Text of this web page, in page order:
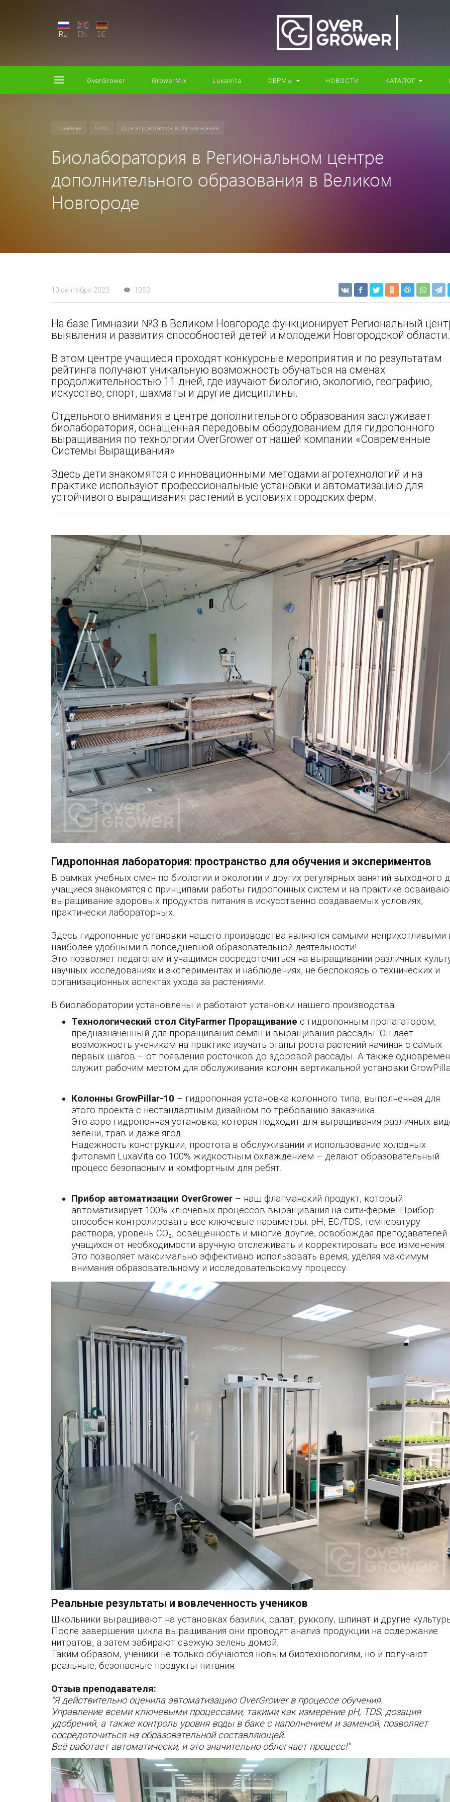
RU EN DE
OverGrower GrowerMix LuxaVita ФЕРМЫ НОВОСТИ КАТАЛОГ
Главная Блог Для агроклассов и образования
Биолаборатория в Региональном центре
дополнительного образования в Великом
Новгороде
10 сентября 2023 1053
На базе Гимназии №3 в Великом Новгороде функционирует Региональный
выявления и развития способностей детей и молодежи Новгородской области.
В этом центре учащиеся проходят конкурсные мероприятия и по результатам
рейтинга получают уникальную возможность обучаться на сменах
продолжительностью 11 дней, где изучают биологию, экологию, географию,
искусство, спорт, шахматы и другие дисциплины.
Отдельного внимания в центре дополнительного образования заслуживает
биолаборатория, оснащенная передовым оборудованием для гидропонного
выращивания по технологии OverGrower от нашей компании «Современные
Системы Выращивания».
Здесь дети знакомятся с инновационными методами агротехнологий и на
практике используют профессиональные установки и автоматизацию для
устойчивого выращивания растений в условиях городских ферм.
Гидропонная лаборатория: пространство для обучения и экспериментов
В рамках учебных смен по биологии и экологии и других регулярных занятий выходного
учащиеся знакомятся с принципами работы гидропонных систем и на практике
выращивание здоровых продуктов питания в искусственно создаваемых условиях,
практически лабораторных.
Здесь гидропонные установки нашего производства являются самыми неприхотливыми
наиболее удобными в повседневной образовательной деятельности!
Это позволяет педагогам и учащимся сосредоточиться на выращивании различных
научных исследованиях и экспериментах и наблюдениях, не беспокоясь о технических и
организационных аспектах ухода за растениями.
В биолаборатории установлены и работают установки нашего производства:
Технологический стол CityFarmer Проращивание с гидропонным пропагатором,
предназначенный для проращивания семян и выращивания рассады. Он дает
возможность ученикам на практике изучать этапы роста растений начиная с самых
первых шагов – от появления росточков до здоровой рассады. А также
служит рабочим местом для обслуживания колонн вертикальной установки
Колонны GrowPillar-10 – гидропонная установка колонного типа, выполненная для
этого проекта с нестандартным дизайном по требованию заказчика.
Это аэро-гидропонная установка, которая подходит для выращивания различных
зелени, трав и даже ягод.
Надежность конструкции, простота в обслуживании и использование холодных
фитоламп LuxaVita со 100% жидкостным охлаждением – делают образовательный
процесс безопасным и комфортным для ребят.
Прибор автоматизации OverGrower – наш флагманский продукт, который
автоматизирует 100% ключевых процессов выращивания на сити-ферме. Прибор
способен контролировать все ключевые параметры: pH, EC/TDS, температуру
раствора, уровень CO₂, освещенность и многие другие, освобождая преподавателей
учащихся от необходимости вручную отслеживать и корректировать все изменения.
Это позволяет максимально эффективно использовать время, уделяя максимум
внимания образовательному и исследовательскому процессу.
Реальные результаты и вовлеченность учеников
Школьники выращивают на установках базилик, салат, рукколу, шпинат и другие
После завершения цикла выращивания они проводят анализ продукции на содержание
нитратов, а затем забирают свежую зелень домой.
Таким образом, ученики не только обучаются новым биотехнологиям, но и получают
реальные, безопасные продукты питания.
Отзыв преподавателя:
"Я действительно оценила автоматизацию OverGrower в процессе обучения.
Управление всеми ключевыми процессами, такими как измерение pH, TDS, дозация
удобрений, а также контроль уровня воды в баке с наполнением и заменой, позволяет
сосредоточиться на образовательной составляющей.
Всё работает автоматически, и это значительно облегчает процесс!"